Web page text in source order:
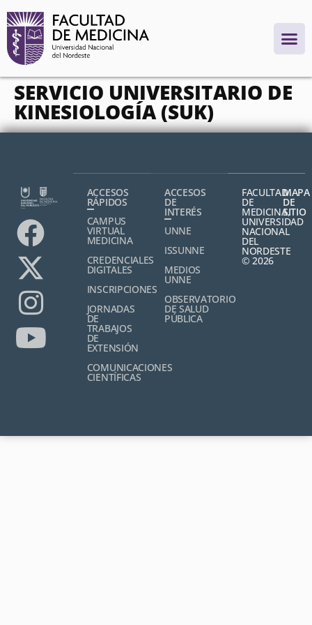
contenido
SERVICIO UNIVERSITARIO DE
KINESIOLOGÍA (SUK)
ACCESOS
RÁPIDOS
CAMPUS
VIRTUAL
MEDICINA
CREDENCIALES
DIGITALES
INSCRIPCIONES
JORNADAS
DE
TRABAJOS
DE
EXTENSIÓN
COMUNICACIONES
CIENTÍFICAS
ACCESOS
DE
INTERÉS
UNNE
ISSUNNE
MEDIOS
UNNE
OBSERVATORIO
DE SALUD
PÚBLICA
FACULTAD
DE
MEDICINA,
UNIVERSIDAD
NACIONAL
DEL
NORDESTE
© 2026
MAPA
DE
SITIO